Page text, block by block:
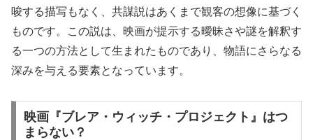
唆する描写もなく、共謀説はあくまで観客の想像に基づく
ものです。この説は、映画が提示する曖昧さや謎を解釈す
る一つの方法として生まれたものであり、物語にさらなる
深みを与える要素となっています。
映画『ブレア・ウィッチ・プロジェクト』はつ
まらない？